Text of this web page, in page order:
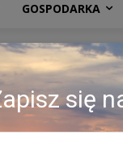
GOSPODARKA
się